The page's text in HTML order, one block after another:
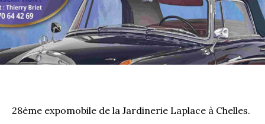
Notre local
La Boutique
La Revue
Les salons
membres
28ème expomobile de la Jardinerie Laplace à Chelles.